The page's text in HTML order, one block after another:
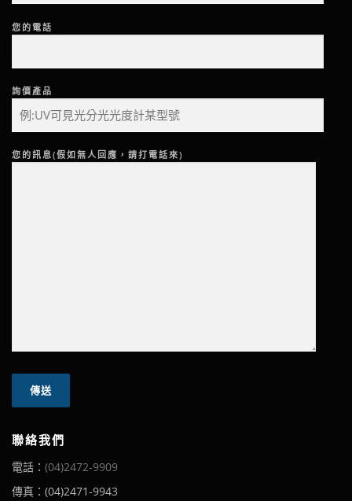
您的電話
詢價產品
您的訊息(假如無人回應，請打電話來)
聯絡我們
電話： (04)2472-9909
傳真：(04)2471-9943